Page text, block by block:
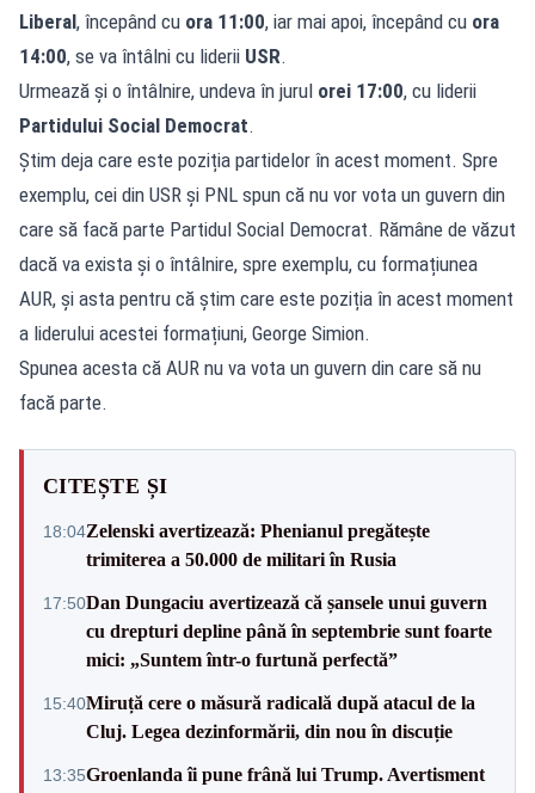
Liberal, începând cu ora 11:00, iar mai apoi, începând cu ora
14:00, se va întâlni cu liderii USR.
Urmează și o întâlnire, undeva în jurul orei 17:00, cu liderii
Partidului Social Democrat.
Știm deja care este poziția partidelor în acest moment. Spre
exemplu, cei din USR și PNL spun că nu vor vota un guvern din
care să facă parte Partidul Social Democrat. Rămâne de văzut
dacă va exista și o întâlnire, spre exemplu, cu formațiunea
AUR, și asta pentru că știm care este poziția în acest moment
a liderului acestei formațiuni, George Simion.
Spunea acesta că AUR nu va vota un guvern din care să nu
facă parte.
CITEȘTE ȘI
18:04Zelenski avertizează: Phenianul pregătește
trimiterea a 50.000 de militari în Rusia
17:50Dan Dungaciu avertizează că șansele unui guvern
cu drepturi depline până în septembrie sunt foarte
mici: „Suntem într-o furtună perfectă”
15:40Miruță cere o măsură radicală după atacul de la
Cluj. Legea dezinformării, din nou în discuție
13:35Groenlanda îi pune frână lui Trump. Avertisment